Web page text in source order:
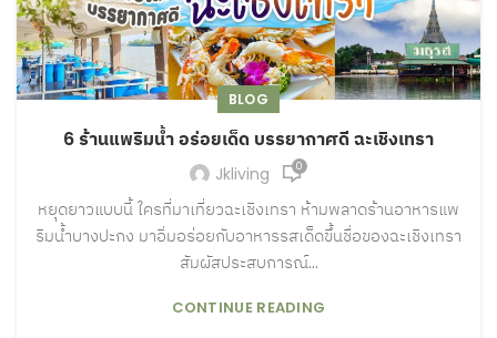
BLOG
6 ร้านแพริมน้ำ อร่อยเด็ด บรรยากาศดี ฉะเชิงเทรา
Jkliving 0
หยุดยาวแบบนี้ ใครที่มาเที่ยวฉะเชิงเทรา ห้ามพลาดร้านอาหารแพ
ริมน้ำบางปะกง มาอิ่มอร่อยกับอาหารรสเด็ดขึ้นชื่อของฉะเชิงเทรา
สัมผัสประสบการณ์...
CONTINUE READING